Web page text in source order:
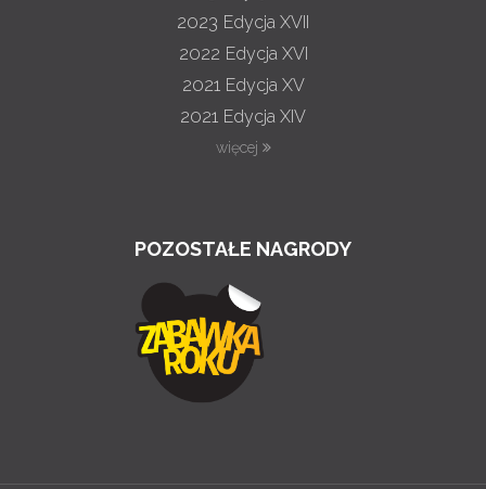
2023 Edycja XVII
2022 Edycja XVI
2021 Edycja XV
2021 Edycja XIV
więcej
POZOSTAŁE NAGRODY